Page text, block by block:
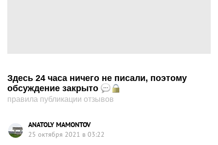
Здесь 24 часа ничего не писали, поэтому
обсуждение закрыто
правила публикации отзывов
ANATOLY MAMONTOV
25 октября 2021 в 03:22